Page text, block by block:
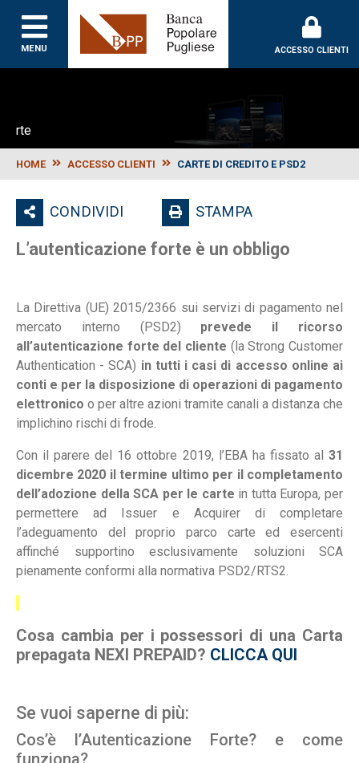
MENU ACCESSO CLIENTI
rte
HOME ACCESSO CLIENTI CARTE DI CREDITO E PSD2
CONDIVIDI STAMPA
L’autenticazione forte è un obbligo
La Direttiva (UE) 2015/2366 sui servizi di pagamento nel
mercato interno (PSD2) prevede il ricorso
all’autenticazione forte del cliente (la Strong Customer
Authentication - SCA) in tutti i casi di accesso online ai
conti e per la disposizione di operazioni di pagamento
elettronico o per altre azioni tramite canali a distanza che
implichino rischi di frode.
Con il parere del 16 ottobre 2019, l’EBA ha fissato al 31
dicembre 2020 il termine ultimo per il completamento
dell’adozione della SCA per le carte in tutta Europa, per
permettere ad Issuer e Acquirer di completare
l’adeguamento del proprio parco carte ed esercenti
affinché supportino esclusivamente soluzioni SCA
pienamente conformi alla normativa PSD2/RTS2.
Cosa cambia per i possessori di una Carta
prepagata NEXI PREPAID? CLICCA QUI
Se vuoi saperne di più:
Cos’è l’Autenticazione Forte? e come
funziona?